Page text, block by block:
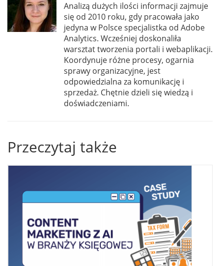
Analizą dużych ilości informacji zajmuje
się od 2010 roku, gdy pracowała jako
jedyna w Polsce specjalistka od Adobe
Analytics. Wcześniej doskonaliła
warsztat tworzenia portali i webaplikacji.
Koordynuje różne procesy, ogarnia
sprawy organizacyjne, jest
odpowiedzialna za komunikację i
sprzedaż. Chętnie dzieli się wiedzą i
doświadczeniami.
Przeczytaj także